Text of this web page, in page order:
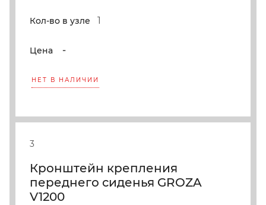
Кол-во в узле 1
Цена -
НЕТ В НАЛИЧИИ
3
Кронштейн крепления
переднего сиденья GROZA
V1200